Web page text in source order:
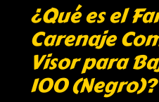
¿Qué es el
Carenaje
Visor para
100 (Negro)?